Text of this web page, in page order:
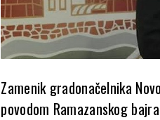
Zamenik gradonačelnika
povodom Ramazanskog